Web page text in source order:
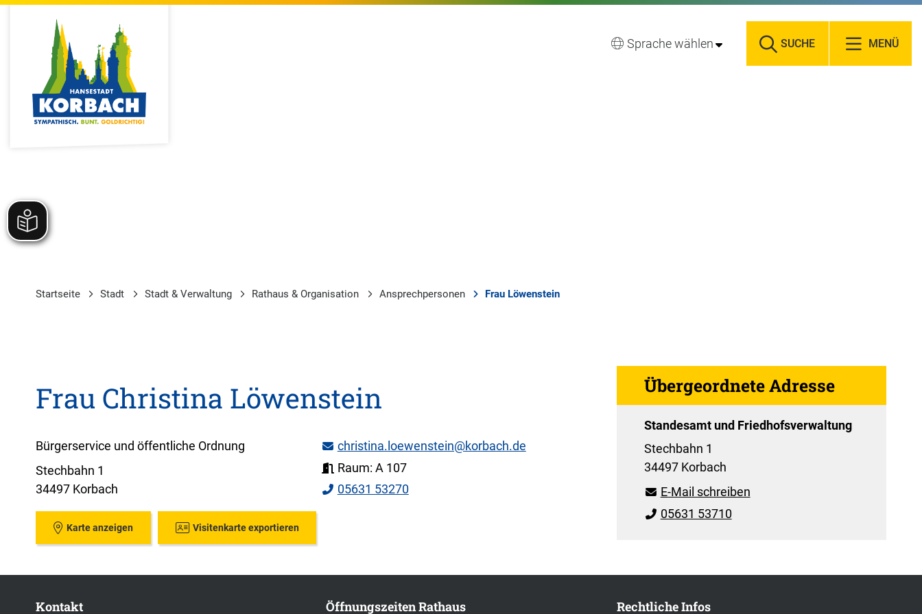
Sprache wählen SUCHE MENÜ
Startseite Stadt Stadt & Verwaltung Rathaus & Organisation Ansprechpersonen Frau Löwenstein
Frau Christina Löwenstein
Bürgerservice und öffentliche Ordnung
Stechbahn 1
34497 Korbach
christina.loewenstein@korbach.de
Raum: A 107
05631 53270
Karte anzeigen Visitenkarte exportieren
Übergeordnete Adresse
Standesamt und Friedhofsverwaltung
Stechbahn 1
34497 Korbach
E-Mail schreiben
05631 53710
Kontakt Öffnungszeiten Rathaus Rechtliche Infos